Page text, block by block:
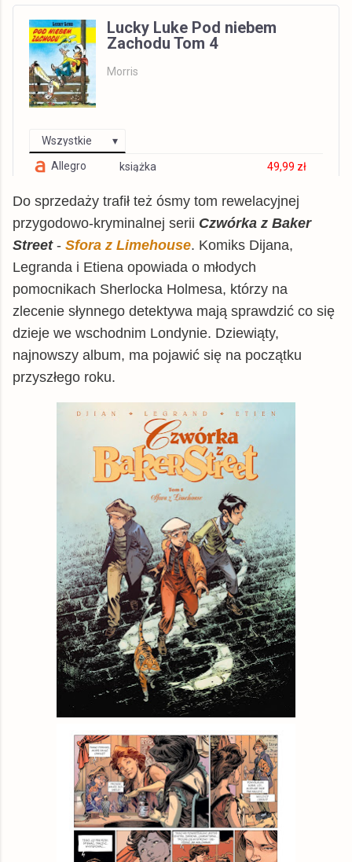
Lucky Luke Pod niebem
Zachodu Tom 4
Morris
Wszystkie
Allegro
książka 49,99 zł
Do sprzedaży trafił też ósmy tom rewelacyjnej
przygodowo-kryminalnej serii Czwórka z Baker
Street- Sfora z Limehouse. Komiks Dijana,
Legranda i Etiena opowiada o młodych
pomocnikach Sherlocka Holmesa, którzy na
zlecenie słynnego detektywa mają sprawdzić co się
dzieje we wschodnim Londynie. Dziewiąty,
najnowszy album, ma pojawić się na początku
przyszłego roku.